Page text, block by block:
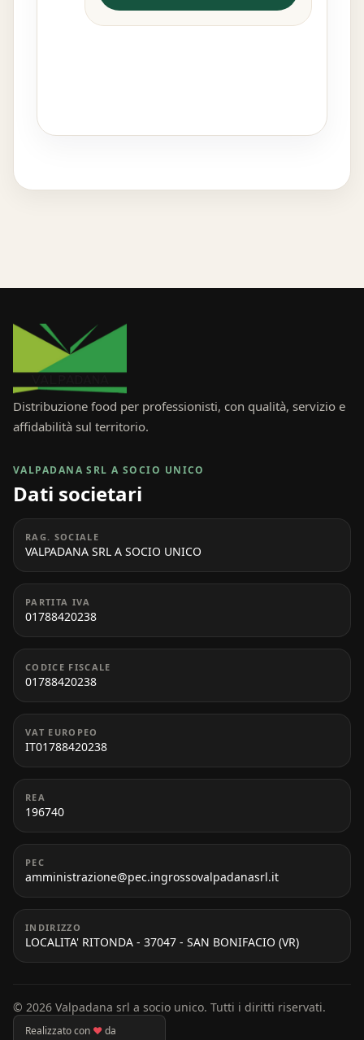
Distribuzione food per professionisti, con qualità, servizio e
affidabilità sul territorio.
VALPADANA SRL A SOCIO UNICO
Dati societari
RAG. SOCIALE
VALPADANA SRL A SOCIO UNICO
PARTITA IVA
01788420238
CODICE FISCALE
01788420238
VAT EUROPEO
IT01788420238
REA
196740
PEC
amministrazione@pec.ingrossovalpadanasrl.it
INDIRIZZO
LOCALITA' RITONDA - 37047 - SAN BONIFACIO (VR)
© 2026 Valpadana srl a socio unico. Tutti i diritti riservati.
Realizzato con ♥da